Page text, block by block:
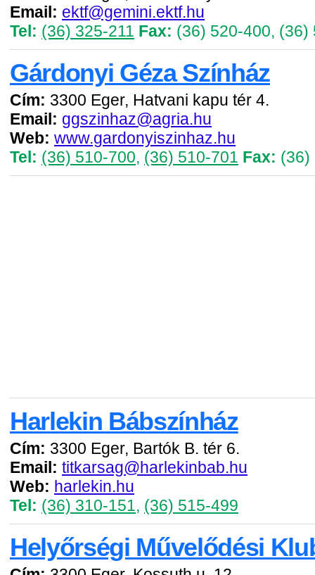
Email: ektf@gemini.ektf.hu
Tel: (36) 325-211 Fax: (36) 520-400, (36)
Gárdonyi Géza Színház
Cím: 3300 Eger, Hatvani kapu tér 4.
Email: ggszinhaz@agria.hu
Web: www.gardonyiszinhaz.hu
Tel: (36) 510-700, (36) 510-701 Fax: (36)
Harlekin Bábszínház
Cím: 3300 Eger, Bartók B. tér 6.
Email: titkarsag@harlekinbab.hu
Web: harlekin.hu
Tel: (36) 310-151, (36) 515-499
Helyőrségi Művelődési